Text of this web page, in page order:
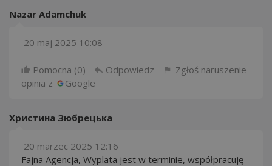
Nazar Adamchuk
20 maj 2025 10:08
Pomocna (0) Odpowiedz
Zgłoś naruszenie
opinia z
Google
Христина Зюбрецька
20 marzec 2025 12:16
Fajna Agencja, Wyplata jest w terminie, współpracuję